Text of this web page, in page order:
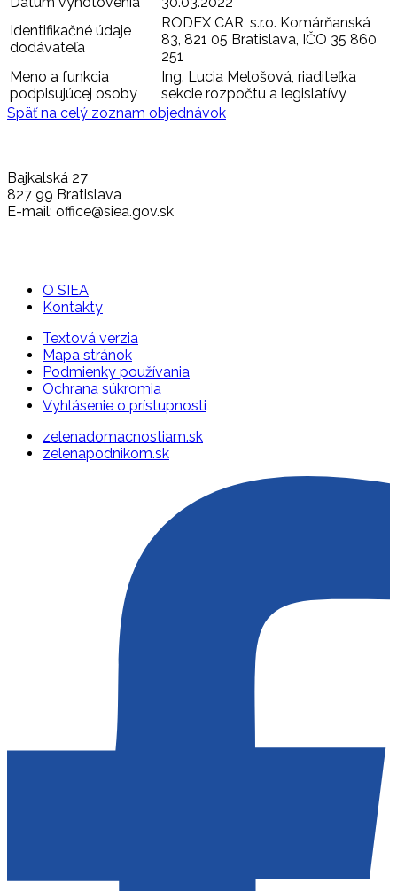
Identifikačné údaje
dodávateľa
RODEX CAR, s.r.o. Komárňanská
83, 821 05 Bratislava, IČO 35 860
251
Meno a funkcia
podpisujúcej osoby
Ing. Lucia Melošová, riaditeľka
sekcie rozpočtu a legislatívy
Späť na celý zoznam objednávok
Bajkalská 27
827 99 Bratislava
E-mail: office@siea.gov.sk
O SIEA
Kontakty
Textová verzia
Mapa stránok
Podmienky používania
Ochrana súkromia
Vyhlásenie o prístupnosti
zelenadomacnostiam.sk
zelenapodnikom.sk